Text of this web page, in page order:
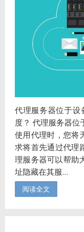
代理服务器位于设
度？ 代理服务器位
使用代理时，您将
求将首先通过代理
理服务器可以帮助
址隐藏在其服...
阅读全文